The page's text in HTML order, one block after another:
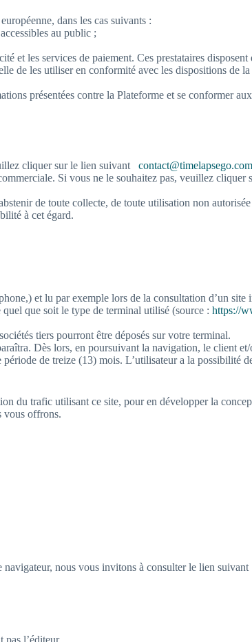
dans les cas suivants :
au public ;
et les services de paiement. Ces prestataires disposent
de les utiliser en conformité avec les dispositions de
présentées contre la Plateforme et se conformer
cliquer sur le lien suivantcontact@timelapsego.com
Si vous ne le souhaitez pas, veuillez cliquer
de toute collecte, de toute utilisation non
à cet égard.
et lu par exemple lors de la consultation d’un site
que soit le type de terminal utilisé (source : https://
tiers pourront être déposés sur votre terminal.
Dès lors, en poursuivant la navigation, le client et/
de treize (13) mois. L’utilisateur a la possibilité
du trafic utilisant ce site, pour en développer la
vous offrons.
nous vous invitons à consulter le lien suivant
l’éditeur.